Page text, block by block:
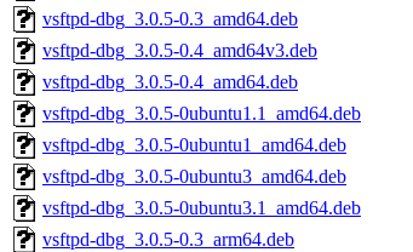
vsftpd-dbg_3.0.5-0.3_amd64.deb
vsftpd-dbg_3.0.5-0.4_amd64v3.deb
vsftpd-dbg_3.0.5-0.4_amd64.deb
vsftpd-dbg_3.0.5-0ubuntu1.1_amd64.deb
vsftpd-dbg_3.0.5-0ubuntu1_amd64.deb
vsftpd-dbg_3.0.5-0ubuntu3_amd64.deb
vsftpd-dbg_3.0.5-0ubuntu3.1_amd64.deb
vsftpd-dbg_3.0.5-0.3_arm64.deb